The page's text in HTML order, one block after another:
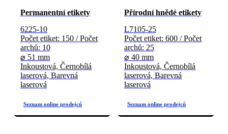
Permanentní etikety
6225-10
Počet etiket: 150 / Počet
archů: 10
⌀ 51 mm
Inkoustová, Černobílá
laserová, Barevná
laserová
Přírodní hnědé etikety
L7105-25
Počet etiket: 600 / Počet
archů: 25
⌀ 40 mm
Inkoustová, Černobílá
laserová, Barevná
laserová